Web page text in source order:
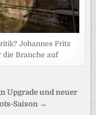
Johannes Fritz
Branche auf
Upgrade und neuer
Saison →